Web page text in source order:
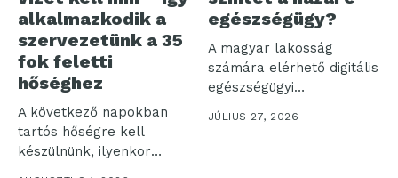
alkalmazkodik a
szervezetünk a 35
fok feletti
hőséghez
A következő napokban
tartós hőségre kell
készülnünk, ilyenkor
egészségügy?
A magyar lakosság
számára elérhető digitális
egészségügyi
ökoszisztéma három
pillére – az...
JÚLIUS 27, 2026